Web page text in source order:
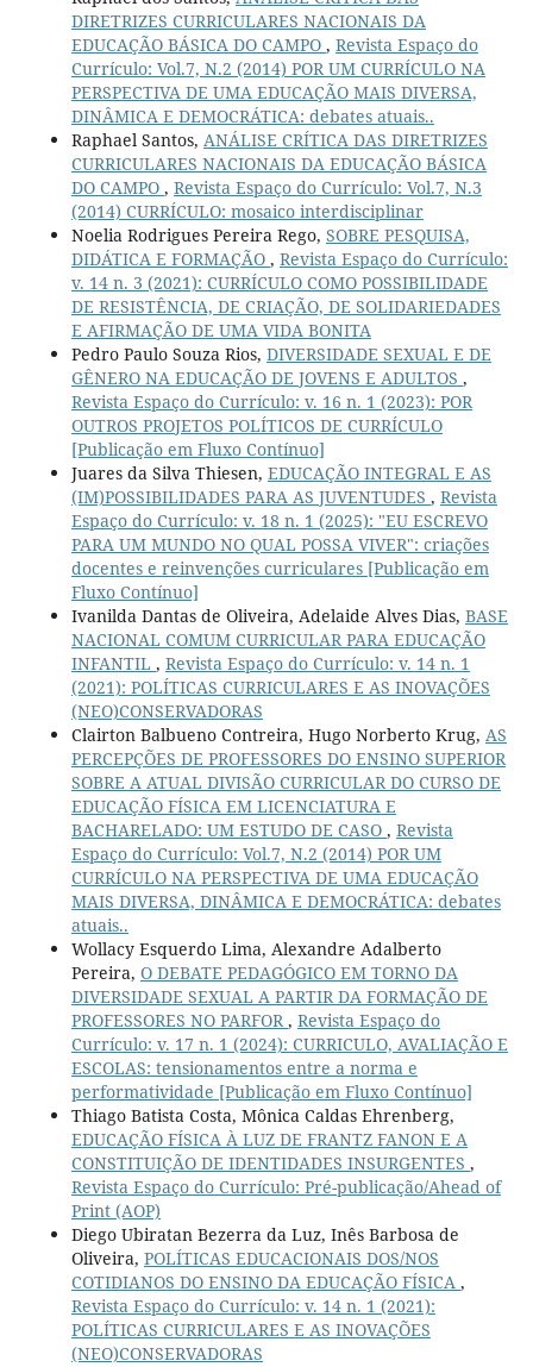
DIRETRIZES CURRICULARES NACIONAIS DA
EDUCAÇÃO BÁSICA DO CAMPO , Revista Espaço do
Currículo: Vol.7, N.2 (2014) POR UM CURRÍCULO NA
PERSPECTIVA DE UMA EDUCAÇÃO MAIS DIVERSA,
DINÂMICA E DEMOCRÁTICA: debates atuais..
Raphael Santos, ANÁLISE CRÍTICA DAS DIRETRIZES
CURRICULARES NACIONAIS DA EDUCAÇÃO BÁSICA
DO CAMPO , Revista Espaço do Currículo: Vol.7, N.3
(2014) CURRÍCULO: mosaico interdisciplinar
Noelia Rodrigues Pereira Rego, SOBRE PESQUISA,
DIDÁTICA E FORMAÇÃO , Revista Espaço do Currículo:
v. 14 n. 3 (2021): CURRÍCULO COMO POSSIBILIDADE
DE RESISTÊNCIA, DE CRIAÇÃO, DE SOLIDARIEDADES
E AFIRMAÇÃO DE UMA VIDA BONITA
Pedro Paulo Souza Rios, DIVERSIDADE SEXUAL E DE
GÊNERO NA EDUCAÇÃO DE JOVENS E ADULTOS ,
Revista Espaço do Currículo: v. 16 n. 1 (2023): POR
OUTROS PROJETOS POLÍTICOS DE CURRÍCULO
[Publicação em Fluxo Contínuo]
Juares da Silva Thiesen, EDUCAÇÃO INTEGRAL E AS
(IM)POSSIBILIDADES PARA AS JUVENTUDES , Revista
Espaço do Currículo: v. 18 n. 1 (2025): "EU ESCREVO
PARA UM MUNDO NO QUAL POSSA VIVER": criações
docentes e reinvenções curriculares [Publicação em
Fluxo Contínuo]
Ivanilda Dantas de Oliveira, Adelaide Alves Dias, BASE
NACIONAL COMUM CURRICULAR PARA EDUCAÇÃO
INFANTIL , Revista Espaço do Currículo: v. 14 n. 1
(2021): POLÍTICAS CURRICULARES E AS INOVAÇÕES
(NEO)CONSERVADORAS
Clairton Balbueno Contreira, Hugo Norberto Krug, AS
PERCEPÇÕES DE PROFESSORES DO ENSINO SUPERIOR
SOBRE A ATUAL DIVISÃO CURRICULAR DO CURSO DE
EDUCAÇÃO FÍSICA EM LICENCIATURA E
BACHARELADO: UM ESTUDO DE CASO , Revista
Espaço do Currículo: Vol.7, N.2 (2014) POR UM
CURRÍCULO NA PERSPECTIVA DE UMA EDUCAÇÃO
MAIS DIVERSA, DINÂMICA E DEMOCRÁTICA: debates
atuais..
Wollacy Esquerdo Lima, Alexandre Adalberto
Pereira, O DEBATE PEDAGÓGICO EM TORNO DA
DIVERSIDADE SEXUAL A PARTIR DA FORMAÇÃO DE
PROFESSORES NO PARFOR, Revista Espaço do
Currículo: v. 17 n. 1 (2024): CURRICULO, AVALIAÇÃO E
ESCOLAS: tensionamentos entre a norma e
performatividade [Publicação em Fluxo Contínuo]
Thiago Batista Costa, Mônica Caldas Ehrenberg,
EDUCAÇÃO FÍSICA À LUZ DE FRANTZ FANON E A
CONSTITUIÇÃO DE IDENTIDADES INSURGENTES ,
Revista Espaço do Currículo: Pré-publicação/Ahead of
Print (AOP)
Diego Ubiratan Bezerra da Luz, Inês Barbosa de
Oliveira, POLÍTICAS EDUCACIONAIS DOS/NOS
COTIDIANOS DO ENSINO DA EDUCAÇÃO FÍSICA ,
Revista Espaço do Currículo: v. 14 n. 1 (2021):
POLÍTICAS CURRICULARES E AS INOVAÇÕES
(NEO)CONSERVADORAS